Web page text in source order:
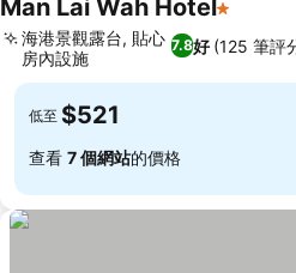
Man Lai Wah Hotel 1 星級
7.8好 (125 筆評
海港景觀露台, 貼心
房內設施
低至 $521
查看 7 個網站的價格